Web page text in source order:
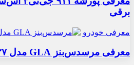
برقی
معرفی خودرو
معرفی مرسدس‌بنز GLA مدل ۲۰۲۷: تحول دیجیتال